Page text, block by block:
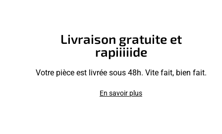
Livraison gratuite et
rapiiiiide
Votre pièce est livrée sous 48h. Vite fait, bien fait.
En savoir plus